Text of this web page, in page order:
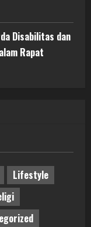
Disabilitas dan
Rapat
Lifestyle